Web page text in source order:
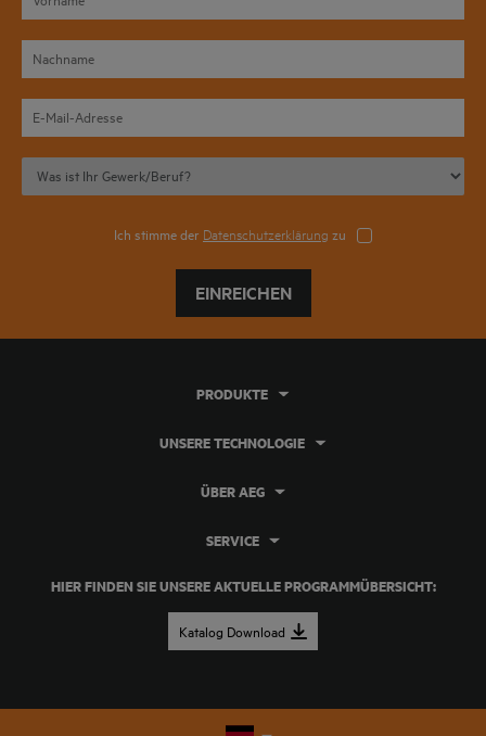
Ich stimme der Datenschutzerklärung zu
EINREICHEN
HIER FINDEN SIE UNSERE AKTUELLE PROGRAMMÜBERSICHT:
Katalog Download
PRODUKTE
UNSERE TECHNOLOGIE
ÜBER AEG
SERVICE